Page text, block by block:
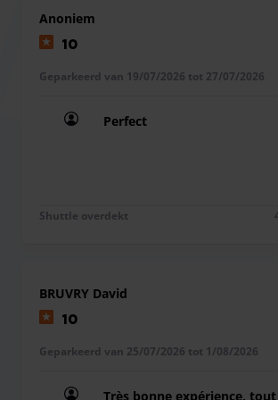
gebruiken terwijl je wacht op je
Anoniem
10
Geparkeerd van 19/07/2026 tot 27/07/2026
Perfect
Shuttle overdekt
BRUVRY David
10
Geparkeerd van 25/07/2026 tot 1/08/2026
Très bonne expérience, tout